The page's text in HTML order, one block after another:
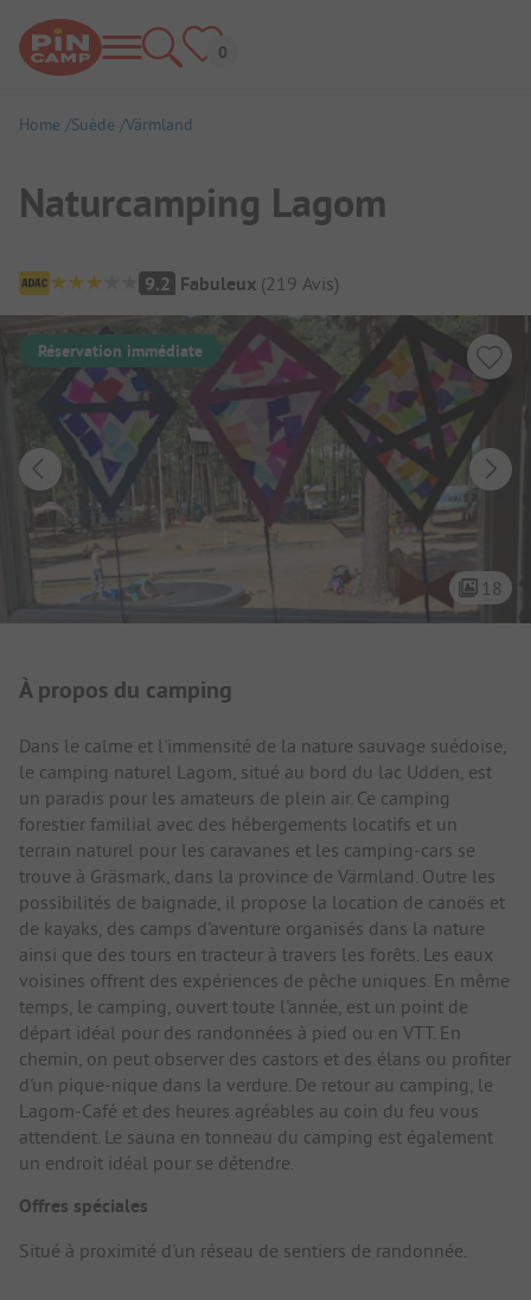
Home Suède Värmland
Naturcamping Lagom
Aperçu du camping
9.2 Fabuleux (219 Avis)
Réservation immédiate
18
Présentation du camping
À propos du camping
Dans le calme et l'immensité de la nature sauvage suédoise,
le camping naturel Lagom, situé au bord du lac Udden, est
un paradis pour les amateurs de plein air. Ce camping
forestier familial avec des hébergements locatifs et un
terrain naturel pour les caravanes et les camping-cars se
trouve à Gräsmark, dans la province de Värmland. Outre les
possibilités de baignade, il propose la location de canoës et
de kayaks, des camps d'aventure organisés dans la nature
ainsi que des tours en tracteur à travers les forêts. Les eaux
voisines offrent des expériences de pêche uniques. En même
temps, le camping, ouvert toute l'année, est un point de
départ idéal pour des randonnées à pied ou en VTT. En
chemin, on peut observer des castors et des élans ou profiter
d'un pique-nique dans la verdure. De retour au camping, le
Lagom-Café et des heures agréables au coin du feu vous
attendent. Le sauna en tonneau du camping est également
un endroit idéal pour se détendre.
Offres spéciales
Situé à proximité d'un réseau de sentiers de randonnée.